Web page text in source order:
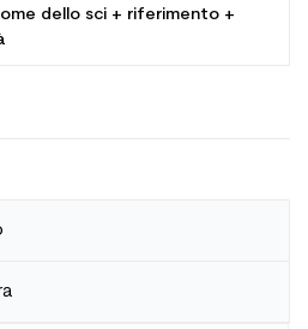
dello sci + riferimento +